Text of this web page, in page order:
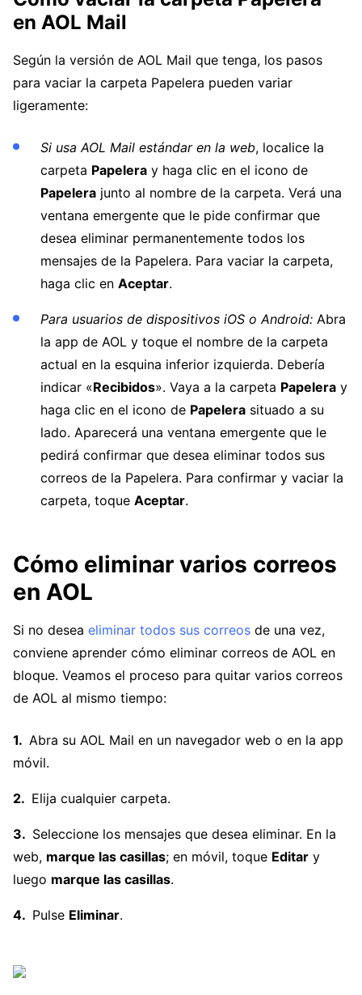
en AOL Mail
Según la versión de AOL Mail que tenga, los pasos
para vaciar la carpeta Papelera pueden variar
ligeramente:
Si usa AOL Mail estándar en la web, localice la
carpeta Papelera y haga clic en el icono de
Papelera junto al nombre de la carpeta. Verá una
ventana emergente que le pide confirmar que
desea eliminar permanentemente todos los
mensajes de la Papelera. Para vaciar la carpeta,
haga clic en Aceptar.
Para usuarios de dispositivos iOS o Android: Abra
la app de AOL y toque el nombre de la carpeta
actual en la esquina inferior izquierda. Debería
indicar «Recibidos». Vaya a la carpeta Papelera y
haga clic en el icono de Papelera situado a su
lado. Aparecerá una ventana emergente que le
pedirá confirmar que desea eliminar todos sus
correos de la Papelera. Para confirmar y vaciar la
carpeta, toque Aceptar.
Cómo eliminar varios correos
en AOL
Si no desea eliminar todos sus correos de una vez,
conviene aprender cómo eliminar correos de AOL en
bloque. Veamos el proceso para quitar varios correos
de AOL al mismo tiempo:
Abra su AOL Mail en un navegador web o en la app
móvil.
Elija cualquier carpeta.
Seleccione los mensajes que desea eliminar. En la
web, marque las casillas; en móvil, toque Editar y
luego marque las casillas.
Pulse Eliminar.